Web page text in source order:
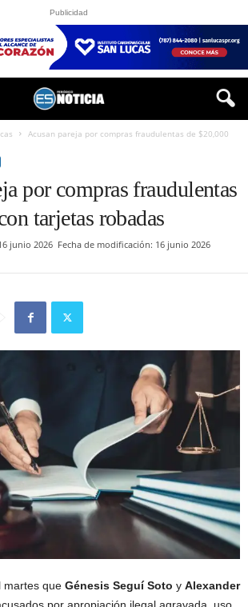
Publicidad
Acusan pareja por compras fraudulentas de $20,000
por compras fraudulentas
tarjetas robadas
junio 2026 Fecha de modificación: 16 junio 2026
martes que Génesis Seguí Soto y Alexander